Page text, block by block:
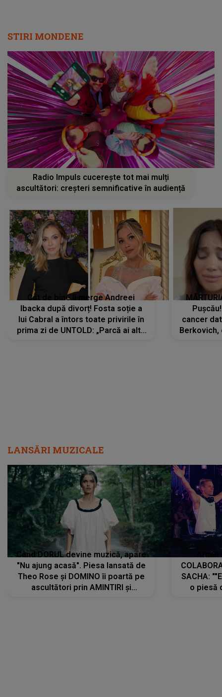
STIRI MONDENE
Radio Impuls cucerește tot mai mulți
ascultători: creșteri semnificative în audiență
Cât de bine îi merge Andreei
Ibacka după divorț! Fosta soție a
lui Cabral a întors toate privirile în
prima zi de UNTOLD: „Parcă ai altă
cancer
Berkovich,
LANSĂRI MUZICALE
Când DORUL devine muzică, apare
"Nu ajung acasă". Piesa lansată de
Theo Rose și DOMINO îi poartă pe
ascultători prin AMINTIRI și
SACHA:
o piesă